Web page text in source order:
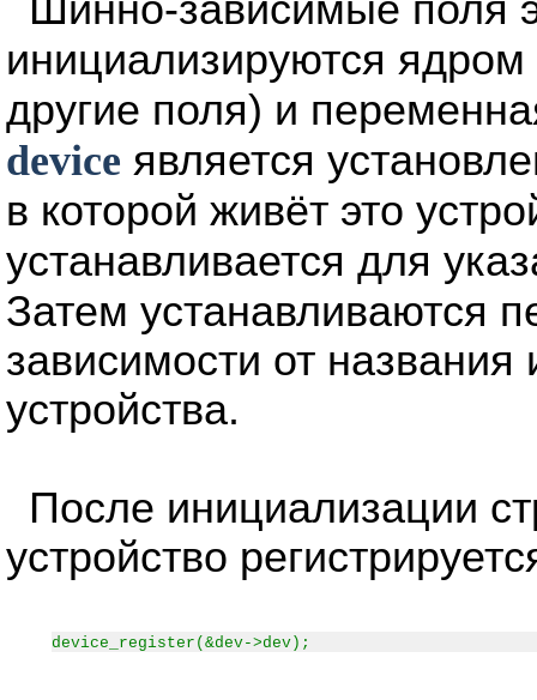
Шинно-зависимые поля
инициализируются ядром
другие поля) и
device является
в которой живёт это
устанавливается для
Затем устанавливаются
зависимости от названия
устройства.
После инициализации
устройство
device_register(&dev->dev);